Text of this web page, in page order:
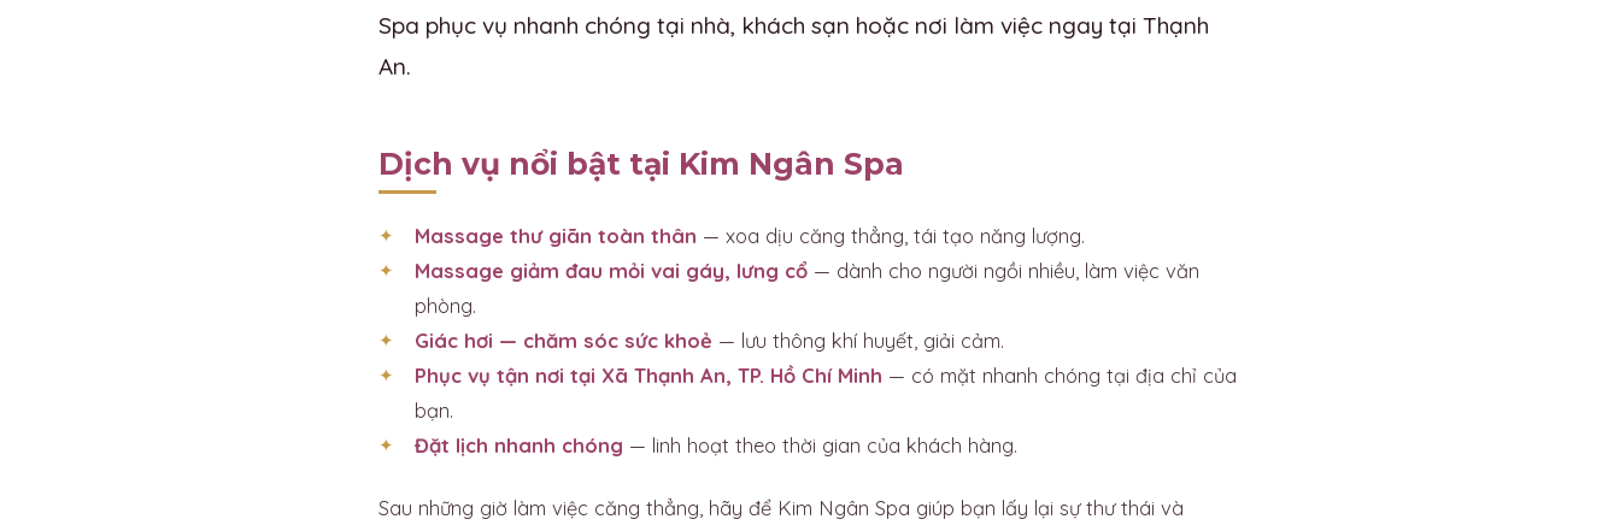
Spa phục vụ nhanh chóng tại nhà, khách sạn hoặc nơi làm việc ngay tại Thạnh
An.
Dịch vụ nổi bật tại Kim Ngân Spa
Massage thư giãn toàn thân — xoa dịu căng thẳng, tái tạo năng lượng.
Massage giảm đau mỏi vai gáy, lưng cổ — dành cho người ngồi nhiều, làm việc văn
phòng.
Giác hơi — chăm sóc sức khoẻ — lưu thông khí huyết, giải cảm.
Phục vụ tận nơi tại Xã Thạnh An, TP. Hồ Chí Minh — có mặt nhanh chóng tại địa chỉ của
bạn.
Đặt lịch nhanh chóng — linh hoạt theo thời gian của khách hàng.
Sau những giờ làm việc căng thẳng, hãy để Kim Ngân Spa giúp bạn lấy lại sự thư thái và